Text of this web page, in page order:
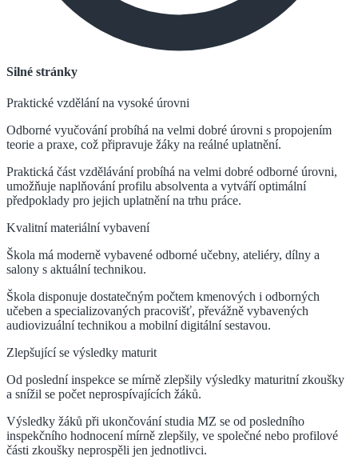
Silné stránky
Praktické vzdělání na vysoké úrovni
Odborné vyučování probíhá na velmi dobré úrovni s propojením
teorie a praxe, což připravuje žáky na reálné uplatnění.
Praktická část vzdělávání probíhá na velmi dobré odborné úrovni,
umožňuje naplňování profilu absolventa a vytváří optimální
předpoklady pro jejich uplatnění na trhu práce.
Kvalitní materiální vybavení
Škola má moderně vybavené odborné učebny, ateliéry, dílny a
salony s aktuální technikou.
Škola disponuje dostatečným počtem kmenových i odborných
učeben a specializovaných pracovišť, převážně vybavených
audiovizuální technikou a mobilní digitální sestavou.
Zlepšující se výsledky maturit
Od poslední inspekce se mírně zlepšily výsledky maturitní zkoušky
a snížil se počet neprospívajících žáků.
Výsledky žáků při ukončování studia MZ se od posledního
inspekčního hodnocení mírně zlepšily, ve společné nebo profilové
části zkoušky neprospěli jen jednotlivci.